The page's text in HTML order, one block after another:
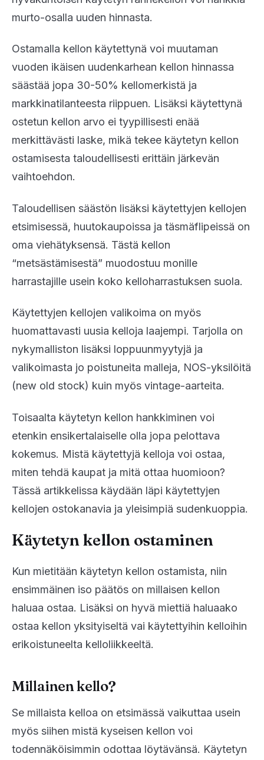
murto-osalla uuden hinnasta.
Ostamalla kellon käytettynä voi muutaman
vuoden ikäisen uudenkarhean kellon hinnassa
säästää jopa 30-50% kellomerkistä ja
markkinatilanteesta riippuen. Lisäksi käytettynä
ostetun kellon arvo ei tyypillisesti enää
merkittävästi laske, mikä tekee käytetyn kellon
ostamisesta taloudellisesti erittäin järkevän
vaihtoehdon.
Taloudellisen säästön lisäksi käytettyjen kellojen
etsimisessä, huutokaupoissa ja täsmäflipeissä on
oma viehätyksensä. Tästä kellon
“metsästämisestä” muodostuu monille
harrastajille usein koko kelloharrastuksen suola.
Käytettyjen kellojen valikoima on myös
huomattavasti uusia kelloja laajempi. Tarjolla on
nykymalliston lisäksi loppuunmyytyjä ja
valikoimasta jo poistuneita malleja, NOS-yksilöitä
(new old stock) kuin myös vintage-aarteita.
Toisaalta käytetyn kellon hankkiminen voi
etenkin ensikertalaiselle olla jopa pelottava
kokemus. Mistä käytettyjä kelloja voi ostaa,
miten tehdä kaupat ja mitä ottaa huomioon?
Tässä artikkelissa käydään läpi käytettyjen
kellojen ostokanavia ja yleisimpiä sudenkuoppia.
Käytetyn kellon ostaminen
Kun mietitään käytetyn kellon ostamista, niin
ensimmäinen iso päätös on millaisen kellon
haluaa ostaa. Lisäksi on hyvä miettiä haluaako
ostaa kellon yksityiseltä vai käytettyihin kelloihin
erikoistuneelta kelloliikkeeltä.
Millainen kello?
Se millaista kelloa on etsimässä vaikuttaa usein
myös siihen mistä kyseisen kellon voi
todennäköisimmin odottaa löytävänsä. Käytetyn